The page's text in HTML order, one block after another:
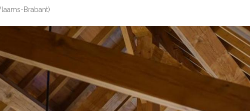
Brabant)